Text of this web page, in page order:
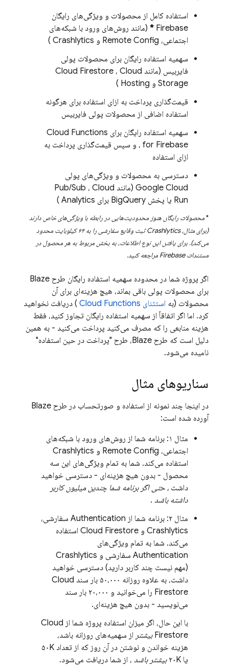
استفاده کامل از محصولات و ویژگی‌های رایگان
Firebase
* (مانند روش‌های ورود با شبکه‌های
اجتماعی، Remote Config و Crashlytics
)
سهمیه استفاده رایگان برای محصولات پولی
فایربیس (مانند
Cloud Firestore ، Cloud
Storage و Hosting
)
قیمت‌گذاری پرداخت به ازای استفاده برای هرگونه
استفاده اضافی از محصولات پولی فایربیس
سهمیه استفاده رایگان برای Cloud Functions
for Firebase ، و سپس قیمت‌گذاری پرداخت به
ازای استفاده
دسترسی به محصولات و ویژگی‌های پولی
Google Cloud (مانند Pub/Sub ، Cloud
Run یا پخش BigQuery برای Analytics
)
*محصولات رایگان هنوز محدودیت‌هایی در رابطه با ویژگی‌های خاص دارند
(برای مثال،Crashlytics
ثبت وقایع سفارشی را به ۶۴ کیلوبایت محدود
می‌کند). برای یافتن این نوع اطلاعات، به بخش مربوط به هر محصول در
مستندات Firebase مراجعه کنید.
اگر پروژه شما در محدوده سهمیه استفاده رایگان طرح Blaze
برای محصولات پولی باقی بماند، هیچ هزینه‌ای برای آن
محصولات (به استثنای Cloud Functions ) دریافت نخواهید
کرد. اما اگر اتفاقاً از سهمیه استفاده رایگان تجاوز کنید، فقط
هزینه منابعی را که مصرف می‌کنید پرداخت می‌کنید - به همین
دلیل است که طرح Blaze، طرح "پرداخت در حین استفاده"
نامیده می‌شود.
سناریوهای مثال
در اینجا چند نمونه از استفاده و صورتحساب در طرح Blaze
آورده شده است:
مثال ۱: برنامه شما از روش‌های ورود با شبکه‌های
اجتماعی، Remote Config و Crashlytics
استفاده می‌کند. شما به تمام ویژگی‌های این سه
محصول - بدون هیچ هزینه‌ای - دسترسی خواهید
داشت، حتی اگر برنامه شما چندین میلیون کاربر
داشته باشد .
مثال ۲: برنامه شما از
Authentication سفارشی،
Crashlytics و Cloud Firestore استفاده
می‌کند. شما به تمام ویژگی‌های
Authentication سفارشی و Crashlytics
(مهم نیست چند کاربر دارید) دسترسی خواهید
داشت، به علاوه روزانه ۵۰،۰۰۰ بار سند
Cloud
Firestore
را می‌خوانید و ۲۰،۰۰۰ بار سند
می‌نویسید - بدون هیچ هزینه‌ای.
با این حال، اگر میزان استفاده پروژه شما از Cloud
Firestore بیشتر از سهمیه‌های روزانه باشد،
هزینه خواندن و نوشتن در آن روز که از تعداد ۵۰K
یا ۲۰K
بیشتر باشد ، از شما دریافت می‌شود.